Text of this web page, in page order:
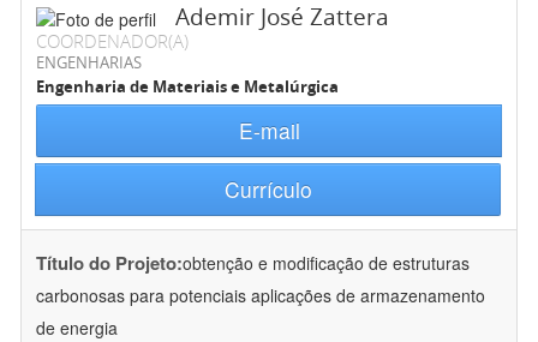
Ademir José Zattera
COORDENADOR(A)
ENGENHARIAS
Engenharia de Materiais e Metalúrgica
E-mail
Currículo
Título do Projeto:obtenção e modificação de estruturas
carbonosas para potenciais aplicações de armazenamento
de energia